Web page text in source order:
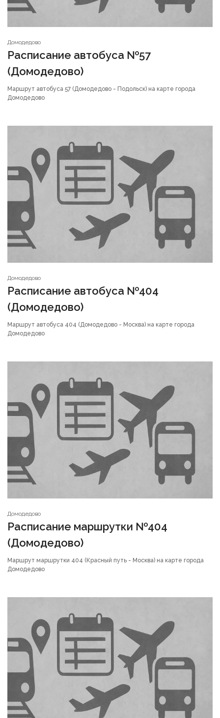
Домодедово
Расписание автобуса №57
(Домодедово)
Маршрут автобуса 57 (Домодедово - Подольск) на карте города
Домодедово
Домодедово
Расписание автобуса №404
(Домодедово)
Маршрут автобуса 404 (Домодедово - Москва) на карте города
Домодедово
Домодедово
Расписание маршрутки №404
(Домодедово)
Маршрут маршрутки 404 (Красный путь - Москва) на карте города
Домодедово